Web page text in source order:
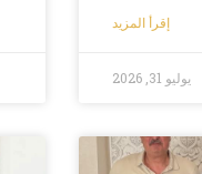
إقرأ المزيد
يوليو 31, 2026